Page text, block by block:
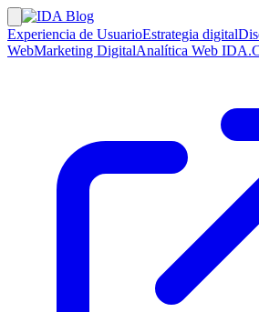
Experiencia de UsuarioEstrategia digital
WebMarketing DigitalAnalítica Web